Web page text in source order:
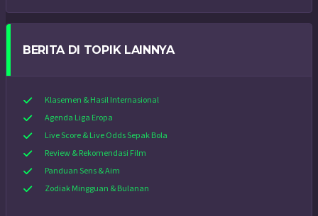
BERITA DI TOPIK LAINNYA
Klasemen & Hasil Internasional
Agenda Liga Eropa
Live Score & Live Odds Sepak Bola
Review & Rekomendasi Film
Panduan Sens & Aim
Zodiak Mingguan & Bulanan